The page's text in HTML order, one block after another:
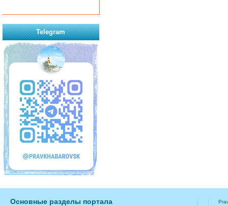
Telegram
Основные разделы портала